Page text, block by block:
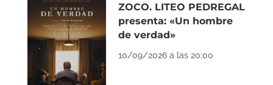
ZOCO. LITEO PEDREGAL
presenta: «Un hombre
de verdad»
10/09/2026 a las 20:00